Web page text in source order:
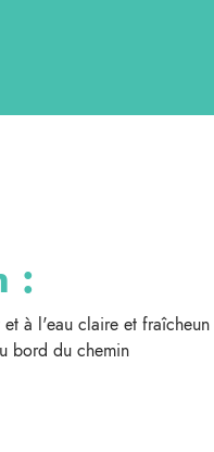
:
à l'eau claire et
bord du chemin